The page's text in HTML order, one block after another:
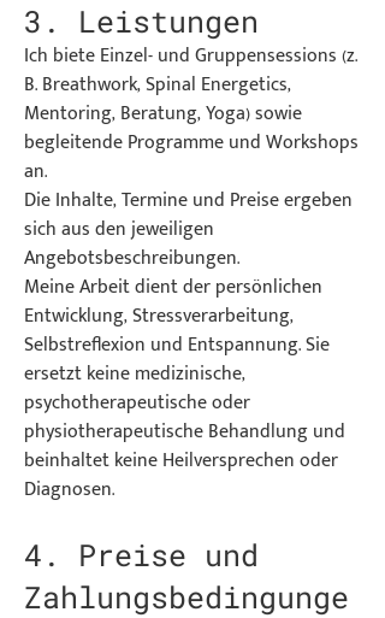
3. Leistungen
Ich biete Einzel- und Gruppensessions (z.
B. Breathwork, Spinal Energetics,
Mentoring, Beratung, Yoga) sowie
begleitende Programme und Workshops
an.
Die Inhalte, Termine und Preise ergeben
sich aus den jeweiligen
Angebotsbeschreibungen.
Meine Arbeit dient der persönlichen
Entwicklung, Stressverarbeitung,
Selbstreflexion und Entspannung. Sie
ersetzt keine medizinische,
psychotherapeutische oder
physiotherapeutische Behandlung und
beinhaltet keine Heilversprechen oder
Diagnosen.
4. Preise und
Zahlungsbedingunge